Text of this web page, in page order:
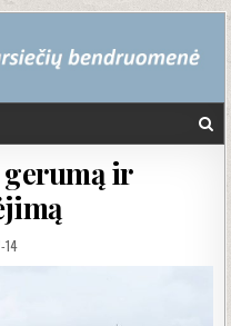
gerumą ir
DATE: